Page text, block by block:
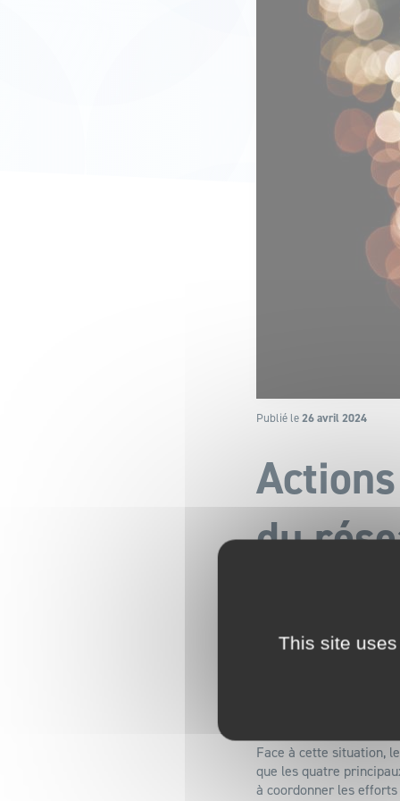
Publié le26 avril 2024
du
Suite à l’alerte de
Dans les cas suivants,
Face à cette situation,
que les quatre
à coordonner les
This site